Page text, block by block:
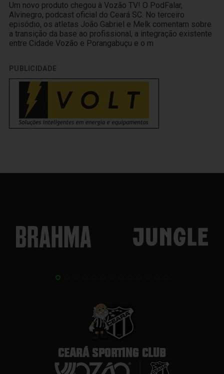
Um novo produto chegou à Vozão TV! O PodFalar,
Alvinegro, podcast oficial do Ceará SC. No terceiro
episódio, os atletas João Gabriel e Melk comentam sobre
a transição da base ao profissional, a integração existente
entre Cidade Vozão e Porangabuçu e o m
PUBLICIDADE
CEARÁ SPORTING CLUB